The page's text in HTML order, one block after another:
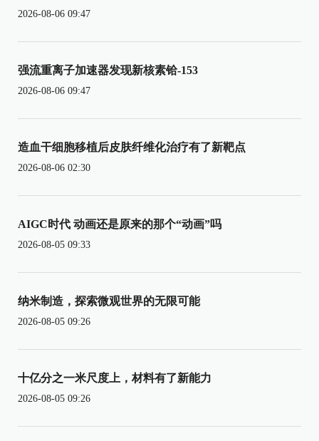
2026-08-06 09:47
强流重离子加速器发现新核素铪-153
2026-08-06 09:47
造血干细胞移植后皮肤纤维化治疗有了新靶点
2026-08-06 02:30
AIGC时代 动画还是原来的那个“动画”吗
2026-08-05 09:33
纳米制造，探索微观世界的无限可能
2026-08-05 09:26
十亿分之一米尺度上，材料有了新能力
2026-08-05 09:26